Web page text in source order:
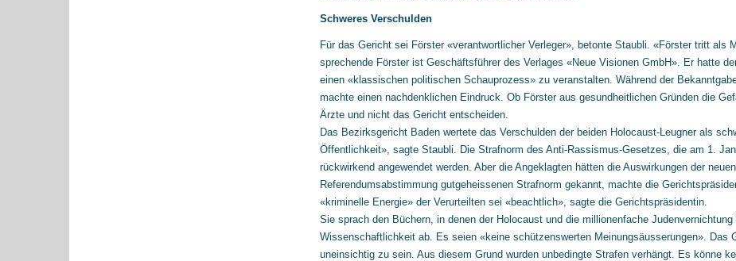
Schweres Verschulden
Für das Gericht sei Förster «verantwortlicher Verleger», betonte Staubli. «Förster tritt als
sprechende Förster ist Geschäftsführer des Verlages «Neue Visionen GmbH». Er hatte
einen «klassischen politischen Schauprozess» zu veranstalten. Während der
machte einen nachdenklichen Eindruck. Ob Förster aus gesundheitlichen Gründen die
Ärzte und nicht das Gericht entscheiden.
Das Bezirksgericht Baden wertete das Verschulden der beiden Holocaust-Leugner als
Öffentlichkeit», sagte Staubli. Die Strafnorm des Anti-Rassismus-Gesetzes, die am 1.
rückwirkend angewendet werden. Aber die Angeklagten hätten die Auswirkungen der
Referendumsabstimmung gutgeheissenen Strafnorm gekannt, machte die
«kriminelle Energie» der Verurteilten sei «beachtlich», sagte die Gerichtspräsidentin.
Sie sprach den Büchern, in denen der Holocaust und die millionenfache
Wissenschaftlichkeit ab. Es seien «keine schützenswerten Meinungsäusserungen». Das
uneinsichtig zu sein. Aus diesem Grund wurden unbedingte Strafen verhängt. Es könne